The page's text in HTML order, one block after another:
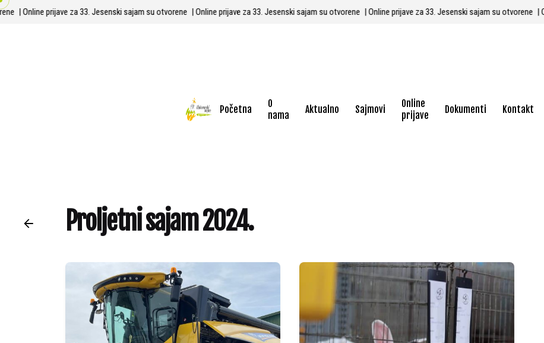
Skip
| Online prijave za 33. Jesenski sajam su otvorene | Online prijave za 33. Jesenski sajam su otvorene | Online prijave za 33. Jesenski sajam su otvorene
Početna
O
nama
Aktualno Sajmovi
Online
prijave
Dokumenti Kontakt
Proljetni sajam 2024.